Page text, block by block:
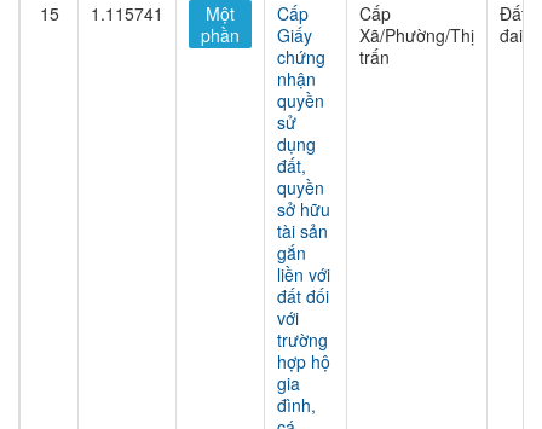
15 1.115741
Một
phần
Cấp
Giấy
chứng
nhận
quyền
sử
dụng
đất,
quyền
sở hữu
tài sản
gắn
liền với
đất đối
với
trường
hợp hộ
gia
đình,
Cấp
Xã/Phường/Thị
trấn
Đất
đai